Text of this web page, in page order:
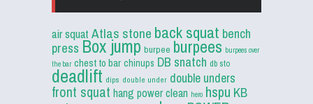
air squat Atlas stone back squat bench
press Box jump burpee burpees burpees over
the bar chest to bar chinups DB snatch db sto
deadlift dips double under double unders
front squat hang power clean hero hspu KB